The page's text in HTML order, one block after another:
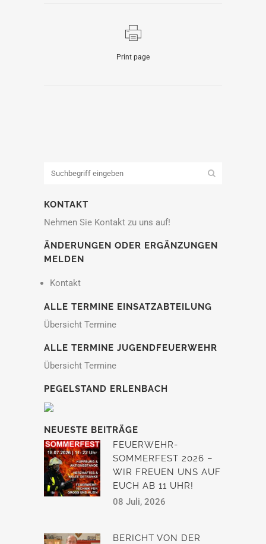
Print page
KONTAKT
Nehmen Sie Kontakt zu uns auf!
ÄNDERUNGEN ODER ERGÄNZUNGEN
MELDEN
Kontakt
ALLE TERMINE EINSATZABTEILUNG
Übersicht Termine
ALLE TERMINE JUGENDFEUERWEHR
Übersicht Termine
PEGELSTAND ERLENBACH
NEUESTE BEITRÄGE
FEUERWEHR-
SOMMERFEST 2026 –
WIR FREUEN UNS AUF
EUCH AB 11 UHR!
08 Juli, 2026
BERICHT VON DER